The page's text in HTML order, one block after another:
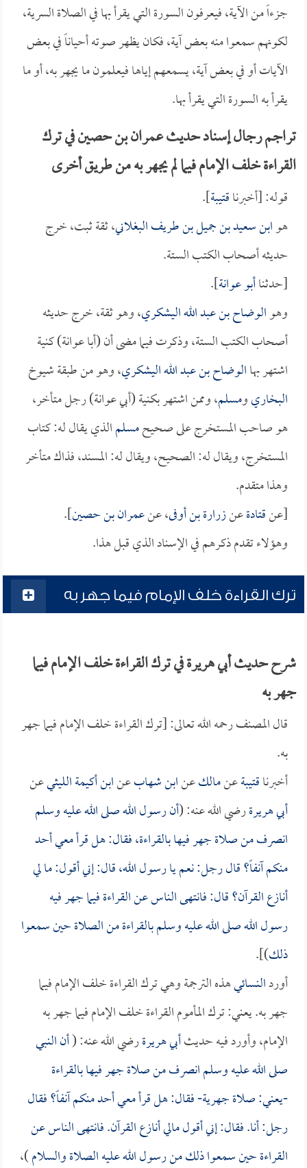
جزءاً من الآية، فيعرفون السورة التي يقرأ بها في الصلاة السرية،
لكونهم سمعوا منه بعض آية، فكان يظهر صوته أحياناً في بعض
الآيات أو في بعض آية، يسمعهم إياها فيعلمون ما يجهر به، أو ما
يقرأ به السورة التي يقرأ بها.
تراجم رجال إسناد حديث عمران بن حصين في ترك
القراءة خلف الإمام فيما لم يجهر به من طريق أخرى
قوله: [أخبرناقتيبة].
هوابن سعيد بن جميل بن طريف البغلاني، ثقة ثبت، خرج
حديثه أصحاب الكتب الستة.
[حدثناأبو عوانة].
وهوالوضاح بن عبد الله اليشكري، وهو ثقة، خرج حديثه
أصحاب الكتب الستة، وذكرت فيما مضى أن (أبا عوانة) كنية
اشتهر بهاالوضاح بن عبد الله اليشكري، وهو من طبقة شيوخ
البخاريومسلم، وممن اشتهر بكنية (أبي عوانة) رجل متأخر،
هو صاحب المستخرج على صحيحمسلمالذي يقال له: كتاب
المستخرج، ويقال له: الصحيح، ويقال له: المسند، فذاك متأخر
وهذا متقدم.
[عنقتادةعنزرارة بن أوفى، عنعمران بن حصين].
وهؤلاء تقدم ذكرهم في الإسناد الذي قبل هذا.
ترك القراءة خلف الإمام فيما جهر به
شرح حديث أبي هريرة في ترك القراءة خلف الإمام فيما
جهر به
قال المصنف رحمه الله تعالى: [ترك القراءة خلف الإمام فيما جهر
به.
أخبرناقتيبةعنمالكعنابن شهابعنابن أكيمة الليثيعن
أبي هريرةرضي الله عنه: (أن رسول الله صلى الله عليه وسلم
انصرف من صلاة جهر فيها بالقراءة، فقال: هل قرأ معي أحد
منكم آنفاً؟ قال رجل: نعم يا رسول الله، قال: إني أقول: ما لي
أنازع القرآن؟ قال: فانتهى الناس عن القراءة فيما جهر فيه
رسول الله صلى الله عليه وسلم بالقراءة من الصلاة حين سمعوا
ذلك)].
أوردالنسائيهذه الترجمة وهي ترك القراءة خلف الإمام فيما
جهر به. يعني: ترك المأموم القراءة خلف الإمام فيما جهر به
الإمام، وأورد فيه حديثأبي هريرةرضي الله عنه: (أن النبي
صلى الله عليه وسلم انصرف من صلاة جهر فيها بالقراءة
-يعني: صلاة جهرية- فقال: هل قرأ معي أحد منكم آنفاً؟ فقال
رجل: أنا. فقال: إني أقول مالي أنازع القرآن. فانتهى الناس عن
القراءة حين سمعوا ذلك من رسول الله عليه الصلاة والسلام)،